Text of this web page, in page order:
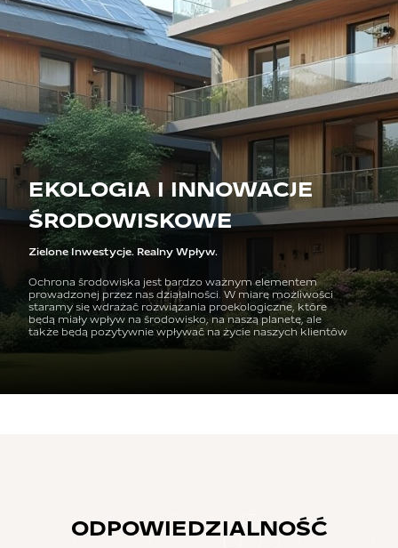
EKOLOGIA I INNOWACJE
ŚRODOWISKOWE
Zielone Inwestycje. Realny Wpływ.
Ochrona środowiska jest bardzo ważnym elementem
prowadzonej przez nas działalności. W miarę możliwości
staramy się wdrażać rozwiązania proekologiczne, które
będą miały wpływ na środowisko, na naszą planetę, ale
także będą pozytywnie wpływać na życie naszych klientów
ODPOWIEDZIALNOŚĆ